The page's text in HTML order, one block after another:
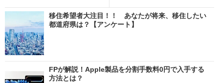
移住希望者大注目！！ あなたが将来、移住したい
都道府県は？【アンケート】
FPが解説！Apple製品を分割手数料0円で入手する
方法とは？